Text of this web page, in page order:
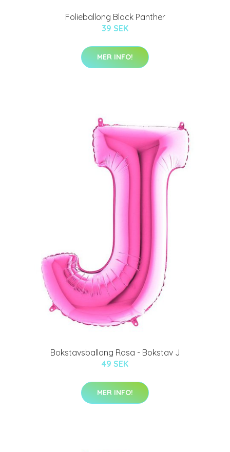
Folieballong Black Panther
39 SEK
MER INFO!
Bokstavsballong Rosa - Bokstav J
49 SEK
MER INFO!